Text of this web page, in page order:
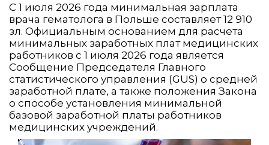
С 1 июля 2026 года минимальная зарплата
врача гематолога в Польше составляет 12 910
зл. Официальным основанием для расчета
минимальных заработных плат медицинских
работников с 1 июля 2026 года является
Сообщение Председателя Главного
статистического управления (GUS) о средней
заработной плате, а также положения Закона
о способе установления минимальной
базовой заработной платы работников
медицинских учреждений.